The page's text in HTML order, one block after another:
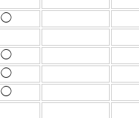
◯
◯
◯
◯